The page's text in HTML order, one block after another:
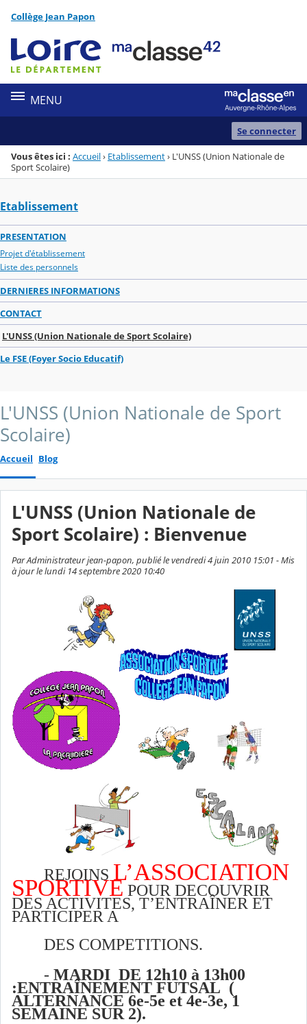
Menu de la rubrique
Contenu
Collège Jean Papon
MENU
Se connecter
Vous êtes ici : Accueil› Etablissement› L'UNSS (Union Nationale de
Sport Scolaire)
Etablissement
PRESENTATION
Projet d'établissement
Liste des personnels
DERNIERES INFORMATIONS
CONTACT
L'UNSS (Union Nationale de Sport Scolaire)
Le FSE (Foyer Socio Educatif)
L'UNSS (Union Nationale de Sport
Scolaire)
Accueil Blog
L'UNSS (Union Nationale de
Sport Scolaire) : Bienvenue
Par Administrateur jean-papon, publié le vendredi 4 juin 2010 15:01 - Mis
à jour le lundi 14 septembre 2020 10:40
REJOINS L’ASSOCIATION
SPORTIVE POUR DECOUVRIR
DES ACTIVITES, T’ENTRAÎNER ET
PARTICIPER A
DES COMPETITIONS.
-MARDI DE 12h10 à 13h00
:ENTRAÎNEMENT FUTSAL (
ALTERNANCE 6e-5e et 4e-3e, 1
SEMAINE SUR 2).